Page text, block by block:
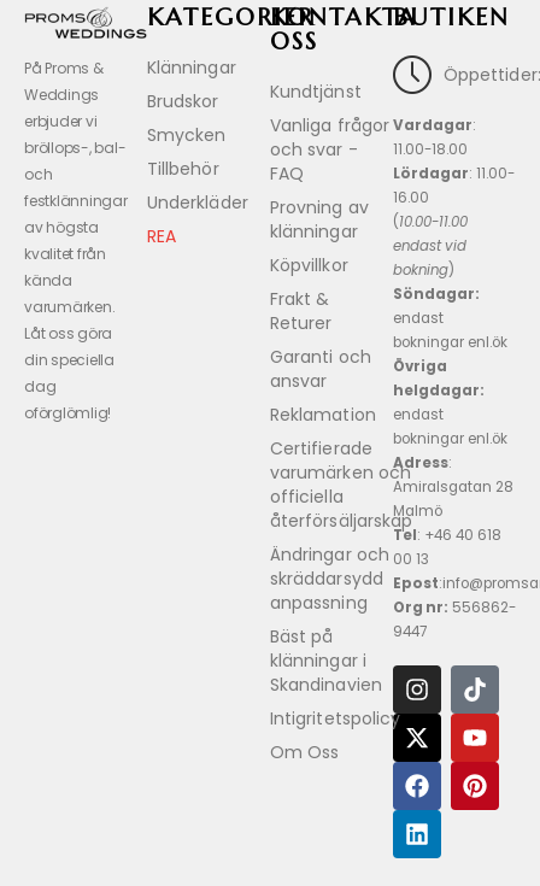
På Proms &
Weddings
erbjuder vi
bröllops-, bal-
och
festklänningar
av högsta
kvalitet från
kända
varumärken.
Låt oss göra
din speciella
dag
oförglömlig!
BUTIKEN
Öppettider:
Vardagar:
11.00-18.00
Lördagar: 11.00-
16.00
(10.00-11.00
endast vid
bokning)
Söndagar:
endast
bokningar enl.ök
Övriga
helgdagar:
endast
bokningar enl.ök
Adress:
Amiralsgatan 28
Malmö
Tel: +46 40 618 ​
00 13
Epost
Org nr: 556862-
9447
KONTAKTA
OSS
Kundtjänst
Vanliga frågor
och svar -
FAQ
Provning av
klänningar
Köpvillkor
Frakt &
Returer
Garanti och
ansvar
Reklamation
Certifierade
varumärken och
officiella
återförsäljarskap
Ändringar och
skräddarsydd
anpassning
Bäst på
klänningar i
Skandinavien
Intigritetspolicy
Om Oss
KATEGORIER
Klänningar
Brudskor
Smycken
Tillbehör
Underkläder
REA